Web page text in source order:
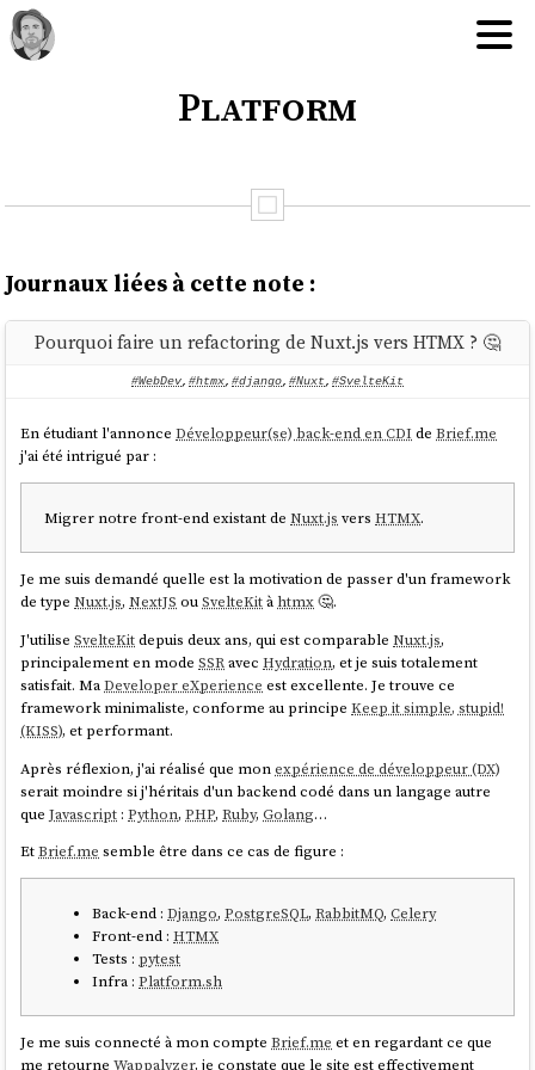
Platform
Journaux liées à cette note :
Pourquoi faire un refactoring de Nuxt.js vers HTMX ? 🤔
#WebDev, #htmx, #django, #Nuxt, #SvelteKit
En étudiant l'annonceDéveloppeur(se) back-end en CDI deBrief.me
j'ai été intrigué par :
Migrer notre front-end existant deNuxt.js versHTMX.
Je me suis demandé quelle est la motivation de passer d'un framework
de typeNuxt.js,NextJS ouSvelteKità htmx🤔.
J'utiliseSvelteKitdepuis deux ans, qui est comparableNuxt.js,
principalement en modeSSRavecHydration, et je suis totalement
satisfait. MaDeveloper eXperience est excellente. Je trouve ce
framework minimaliste, conforme au principeKeep it simple, stupid!
(KISS), et performant.
Après réflexion, j'ai réalisé que monexpérience de développeur (DX)
serait moindre si j'héritais d'un backend codé dans un langage autre
queJavascript :Python,PHP,Ruby,Golang…
EtBrief.me semble être dans ce cas de figure :
Back-end :Django,PostgreSQL,RabbitMQ,Celery
Front-end :HTMX
Tests : pytest
Infra :Platform.sh
Je me suis connecté à mon compteBrief.me et en regardant ce que
me retourneWappalyzer, je constate que le site est effectivement